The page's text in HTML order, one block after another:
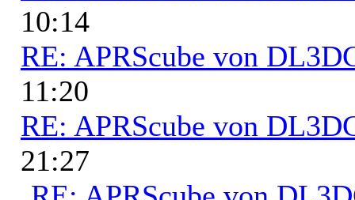
10:14
RE: APRScube von
11:20
RE: APRScube von
21:27